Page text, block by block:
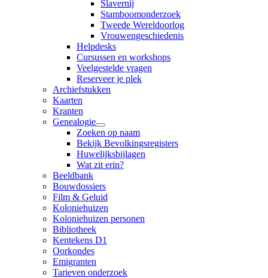
Slavernij
Stamboomonderzoek
Tweede Wereldoorlog
Vrouwengeschiedenis
Helpdesks
Cursussen en workshops
Veelgestelde vragen
Reserveer je plek
Archiefstukken
Kaarten
Kranten
Genealogie
Zoeken op naam
Bekijk Bevolkingsregisters
Huwelijksbijlagen
Wat zit erin?
Beeldbank
Bouwdossiers
Film & Geluid
Koloniehuizen
Koloniehuizen personen
Bibliotheek
Kentekens D1
Oorkondes
Emigranten
Tarieven onderzoek